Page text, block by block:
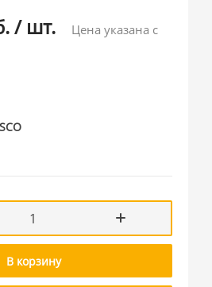
/ шт.
Цена указана с
В корзину